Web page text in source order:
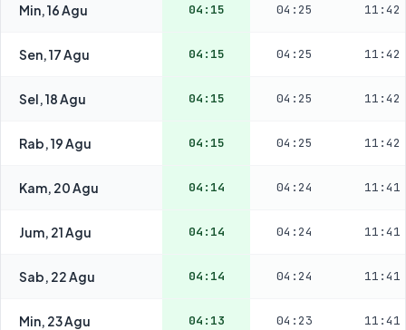
Min, 16 Agu 04:15 04:25 11:42
Sen, 17 Agu 04:15 04:25 11:42
Sel, 18 Agu 04:15 04:25 11:42
Rab, 19 Agu 04:15 04:25 11:42
Kam, 20 Agu 04:14 04:24 11:41
Jum, 21 Agu 04:14 04:24 11:41
Sab, 22 Agu 04:14 04:24 11:41
Min, 23 Agu 04:13 04:23 11:41